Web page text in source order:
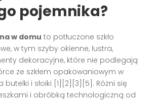
pojemnika?
w domu to potłuczone szkło
w tym szyby okienne, lustra,
dekoracyjne, które nie podlegają
ze szkłem opakowaniowym w
i słoiki [1][2][3][5]. Różni się
i obróbką technologiczną od